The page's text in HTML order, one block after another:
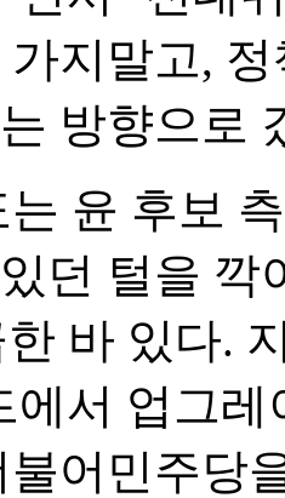
지말고,
방향으로
윤 후보
던 털을 깍
바 있다.
에서 업그
어민주당